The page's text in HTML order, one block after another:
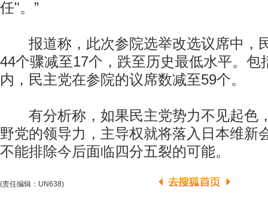
任"。”
报道称，此次参院选举改选议席中，
44个骤减至17个，跌至历史最低水平。包
内，民主党在参院的议席数减至59个。
有分析称，如果民主党势力不见起色
野党的领导力，主导权就将落入日本维新
不能排除今后面临四分五裂的可能。
(责任编辑：UN638)